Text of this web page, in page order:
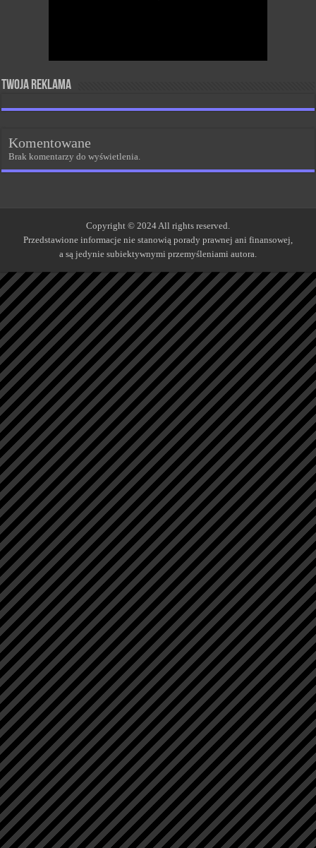
Twoja reklama
Komentowane
Brak komentarzy do wyświetlenia.
Copyright © 2024 All rights reserved.
Przedstawione informacje nie stanowią porady prawnej ani finansowej,
a są jedynie subiektywnymi przemyśleniami autora.